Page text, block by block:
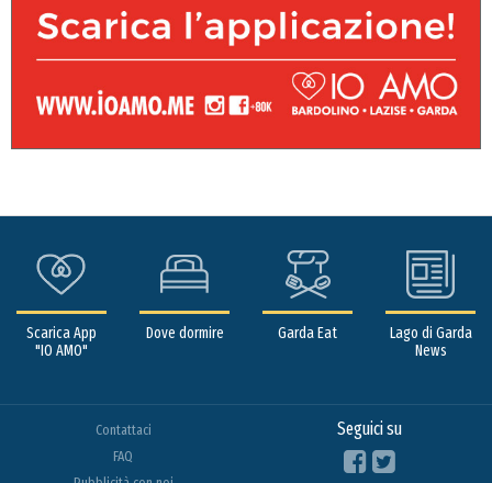
Scarica App
"IO AMO"
Dove dormire Garda Eat
Lago di Garda
News
Contattaci
FAQ
Seguici su